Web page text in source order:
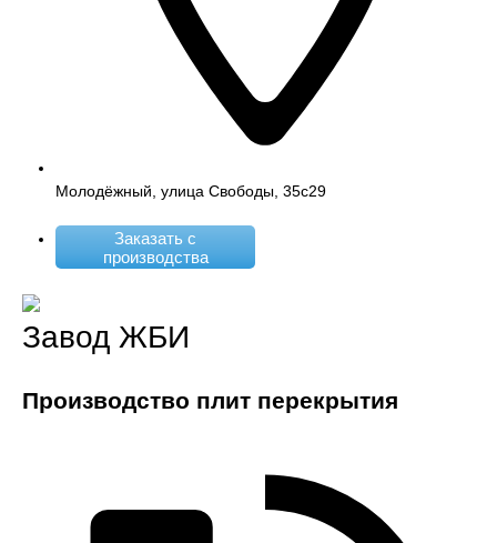
Молодёжный, улица Свободы, 35с29
Заказать с
производства
Завод ЖБИ
Производство плит перекрытия